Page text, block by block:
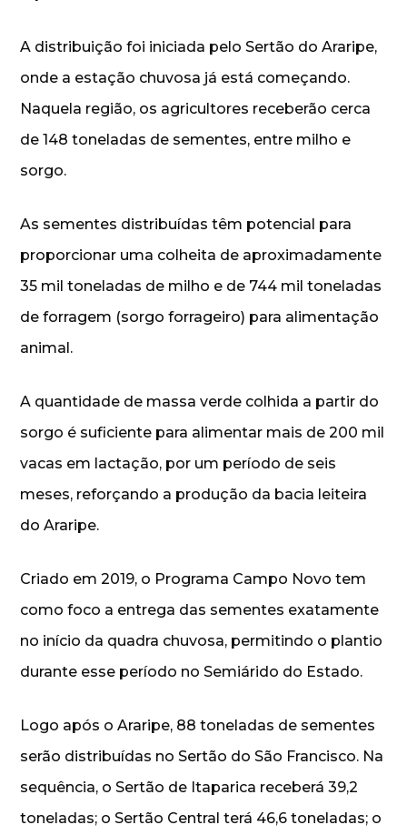
A distribuição foi iniciada pelo Sertão do Araripe,
onde a estação chuvosa já está começando.
Naquela região, os agricultores receberão cerca
de 148 toneladas de sementes, entre milho e
sorgo.
As sementes distribuídas têm potencial para
proporcionar uma colheita de aproximadamente
35 mil toneladas de milho e de 744 mil toneladas
de forragem (sorgo forrageiro) para alimentação
animal.
A quantidade de massa verde colhida a partir do
sorgo é suficiente para alimentar mais de 200 mil
vacas em lactação, por um período de seis
meses, reforçando a produção da bacia leiteira
do Araripe.
Criado em 2019, o Programa Campo Novo tem
como foco a entrega das sementes exatamente
no início da quadra chuvosa, permitindo o plantio
durante esse período no Semiárido do Estado.
Logo após o Araripe, 88 toneladas de sementes
serão distribuídas no Sertão do São Francisco. Na
sequência, o Sertão de Itaparica receberá 39,2
toneladas; o Sertão Central terá 46,6 toneladas; o